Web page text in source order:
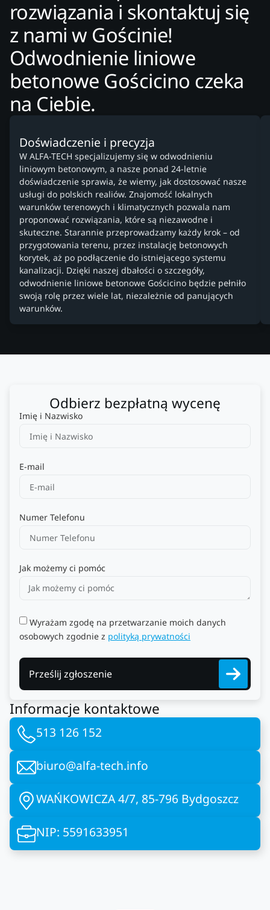
rozwiązania i skontaktuj się
z nami w Gościnie!
Odwodnienie liniowe
betonowe Gościcino czeka
na Ciebie.
Doświadczenie i precyzja
W ALFA-TECH specjalizujemy się w odwodnieniu
liniowym betonowym, a nasze ponad 24-letnie
doświadczenie sprawia, że wiemy, jak dostosować nasze
usługi do polskich realiów. Znajomość lokalnych
warunków terenowych i klimatycznych pozwala nam
proponować rozwiązania, które są niezawodne i
skuteczne. Starannie przeprowadzamy każdy krok – od
przygotowania terenu, przez instalację betonowych
korytek, aż po podłączenie do istniejącego systemu
kanalizacji. Dzięki naszej dbałości o szczegóły,
odwodnienie liniowe betonowe Gościcino będzie pełniło
swoją rolę przez wiele lat, niezależnie od panujących
warunków.
Odbierz bezpłatną wycenę
Imię i Nazwisko
E-mail
Numer Telefonu
Jak możemy ci pomóc
Wyrażam zgodę na przetwarzanie moich danych
osobowych zgodnie z polityką prywatności
Prześlij zgłoszenie
Informacje kontaktowe
513 126 152
biuro@alfa-tech.info
WAŃKOWICZA 4/7, 85-796 Bydgoszcz
NIP: 5591633951